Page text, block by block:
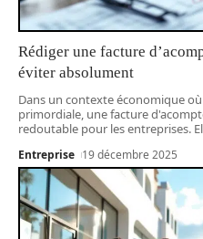
Rédiger une facture
éviter absolument
Dans un contexte économique
primordiale, une facture
redoutable pour les entreprises.
Entreprise 19 décembre 2025